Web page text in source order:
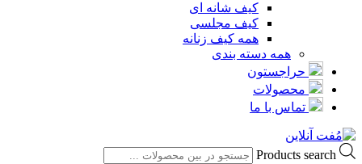
کیف شانه ای
کیف مجلسی
همه کیف زنانه
همه دسته بندی
حراجستون
محصولات
تماس با ما
Products search